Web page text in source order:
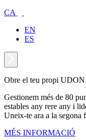
CA
EN
ES
Obre el teu propi UDON
Gestionem més de 80
estables any rere any i
Uneix-te ara a la
MÉS INFORMACIÓ